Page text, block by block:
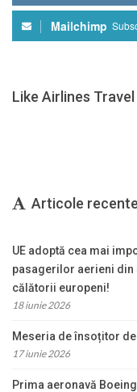
Mailchimp
Like Airlines Travel
Articole recente
UE adoptă cea mai
pasagerilor aerieni din
călătorii europeni!
18 iunie 2026
Meseria de însoțitor
17 iunie 2026
Prima aeronavă